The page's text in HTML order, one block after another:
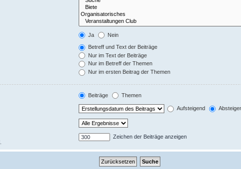
Ja Nein
Betreff und Text der Beiträge
Nur im Text der Beiträge
Nur im Betreff der Themen
Nur im ersten Beitrag der Themen
Beiträge Themen
Aufsteigend
Zeichen der Beiträge anzeigen